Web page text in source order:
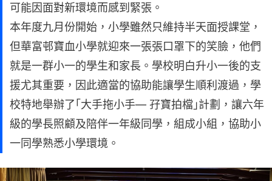
可能因面對新環境而感到緊張。
本年度九月份開始，小學雖然只維持半天面授課堂，
但華富邨寶血小學就迎來一張張口罩下的笑臉，他們
就是一群小一的學生和家長。學校明白升小一後的支
援尤其重要，因此適當的協助能讓學生順利渡過，學
校特地舉辦了｢大手拖小手— 孖寶拍檔｣計劃，讓六年
級的學長照顧及陪伴一年級同學，組成小組，協助小
一同學熟悉小學環境。